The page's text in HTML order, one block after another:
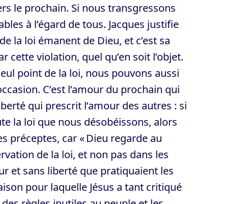
le prochain. Si nous transgressons
à l’égard de tous. Jacques justifie
la loi émanent de Dieu, et c’est sa
cette violation, quel qu’en soit l’objet.
point de la loi, nous pouvons aussi
C’est l’amour du prochain qui
qui prescrit l’amour des autres : si
la loi que nous désobéissons, alors
préceptes, car « Dieu regarde au
de la loi, et non pas dans les
et sans liberté que pratiquaient les
pour laquelle Jésus a tant critiqué